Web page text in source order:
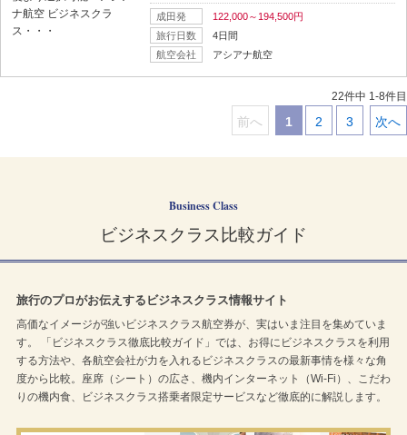
成田発
122,000～194,500円
旅行日数
4日間
航空会社
アシアナ航空
22件中 1-8件目
前へ 1 2 3 次へ
Business Class
ビジネスクラス比較ガイド
旅行のプロがお伝えするビジネスクラス情報サイト
高価なイメージが強いビジネスクラス航空券が、実はいま注目を集めていま
す。 「ビジネスクラス徹底比較ガイド」では、お得にビジネスクラスを利用
する方法や、各航空会社が力を入れるビジネスクラスの最新事情を様々な角
度から比較。座席（シート）の広さ、機内インターネット（Wi-Fi）、こだわ
りの機内食、ビジネスクラス搭乗者限定サービスなど徹底的に解説します。